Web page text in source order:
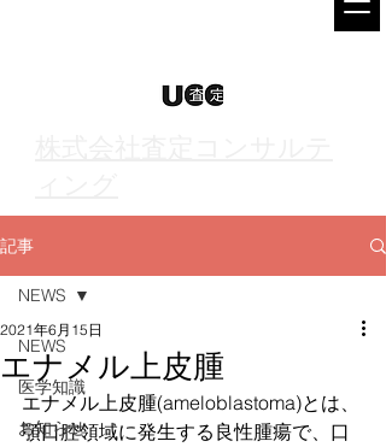
記事
NEWS
医学知識
お知らせ
NEWS
エナメル上皮腫
2021年6月15日
エナメル上皮腫(ameloblastoma)とは、
顎口腔領域に発生する良性腫瘍で、口